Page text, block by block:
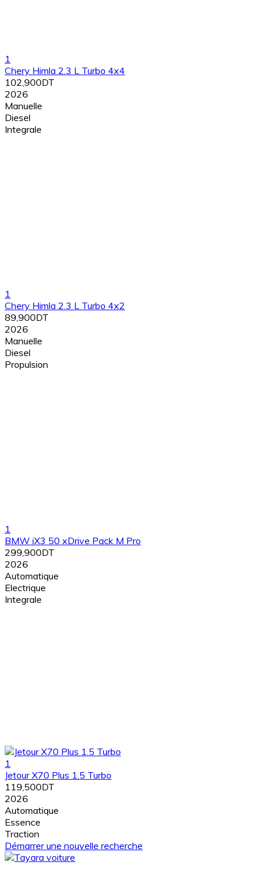
1
Chery Himla 2.3 L Turbo 4x4
102,900DT
2026
Manuelle
Diesel
Integrale
1
Chery Himla 2.3 L Turbo 4x2
89,900DT
2026
Manuelle
Diesel
Propulsion
1
BMW iX3 50 xDrive Pack M Pro
299,900DT
2026
Automatique
Electrique
Integrale
1
Jetour X70 Plus 1.5 Turbo
119,500DT
2026
Automatique
Essence
Traction
Démarrer une nouvelle recherche